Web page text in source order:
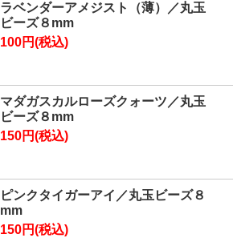
ラベンダーアメジスト（薄）／丸玉
ビーズ８mm
100円(税込)
マダガスカルローズクォーツ／丸玉
ビーズ８mm
150円(税込)
ピンクタイガーアイ／丸玉ビーズ８
mm
150円(税込)